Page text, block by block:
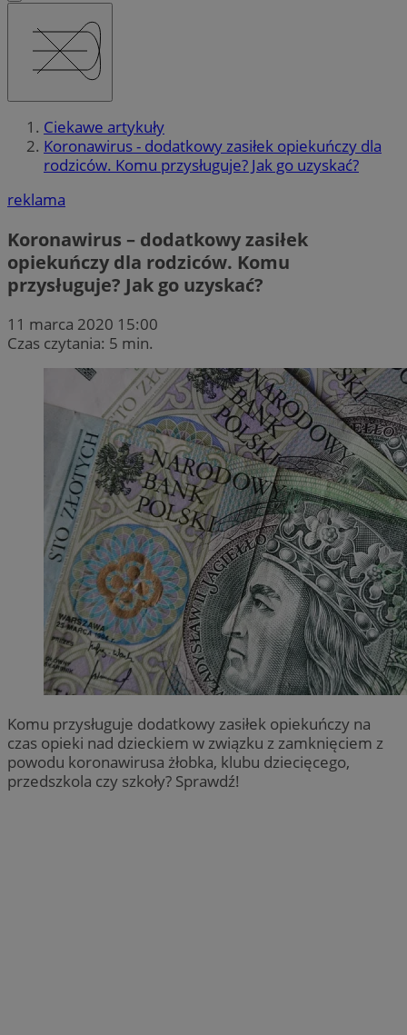
Ciekawe artykuły
Koronawirus - dodatkowy zasiłek opiekuńczy dla
rodziców. Komu przysługuje? Jak go uzyskać?
reklama
Koronawirus – dodatkowy zasiłek
opiekuńczy dla rodziców. Komu
przysługuje? Jak go uzyskać?
11 marca 2020 15:00
Czas czytania: 5 min.
Komu przysługuje dodatkowy zasiłek opiekuńczy na
czas opieki nad dzieckiem w związku z zamknięciem z
powodu koronawirusa żłobka, klubu dziecięcego,
przedszkola czy szkoły? Sprawdź!